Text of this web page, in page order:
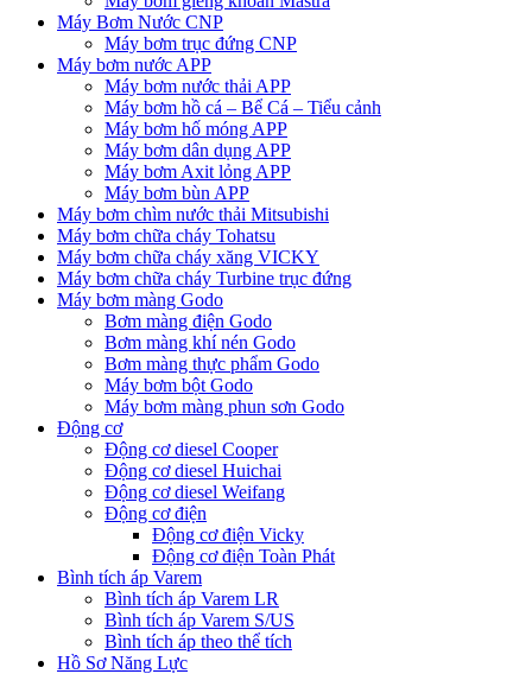
Máy Bơm Nước CNP
Máy bơm trục đứng CNP
Máy bơm nước APP
Máy bơm nước thải APP
Máy bơm hồ cá – Bể Cá – Tiểu cảnh
Máy bơm hố móng APP
Máy bơm dân dụng APP
Máy bơm Axit lỏng APP
Máy bơm bùn APP
Máy bơm chìm nước thải Mitsubishi
Máy bơm chữa cháy Tohatsu
Máy bơm chữa cháy xăng VICKY
Máy bơm chữa cháy Turbine trục đứng
Máy bơm màng Godo
Bơm màng điện Godo
Bơm màng khí nén Godo
Bơm màng thực phẩm Godo
Máy bơm bột Godo
Máy bơm màng phun sơn Godo
Động cơ
Động cơ diesel Cooper
Động cơ diesel Huichai
Động cơ diesel Weifang
Động cơ điện
Động cơ điện Vicky
Động cơ điện Toàn Phát
Bình tích áp Varem
Bình tích áp Varem LR
Bình tích áp Varem S/US
Bình tích áp theo thể tích
Hồ Sơ Năng Lực